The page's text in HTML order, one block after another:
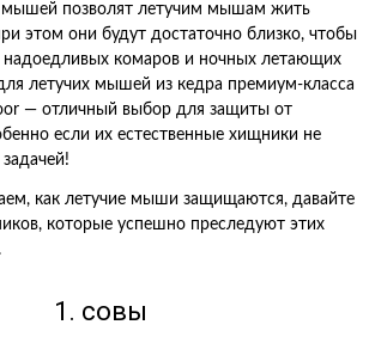
позволят летучим мышам жить
этом они будут достаточно близко, чтобы
надоедливых комаров и ночных летающих
летучих мышей из кедра премиум-класса
— отличный выбор для защиты от
если их естественные хищники не
как летучие мыши защищаются, давайте
которые успешно преследуют этих
1. совы